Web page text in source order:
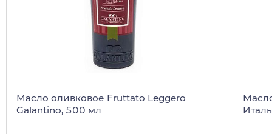
Масло оливковое Fruttato Leggero
Galantino, 500 мл